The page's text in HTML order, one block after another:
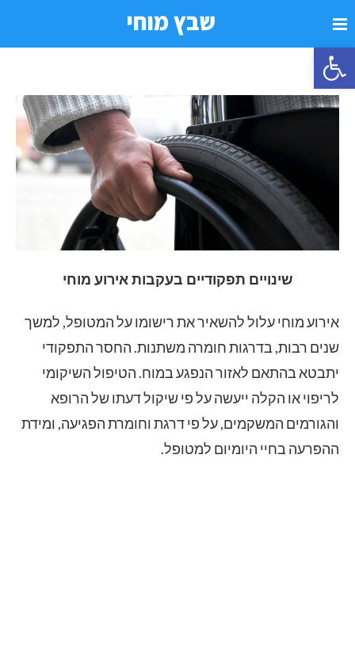
פתח סרגל נגישות
שינויים תפקודיים בעקבות אירוע מוחי
אירוע מוחי עלול להשאיר את רישומו על המטופל, למשך
שנים רבות, בדרגות חומרה משתנות. החסר התפקודי
יתבטא בהתאם לאזור הנפגע במוח. הטיפול השיקומי
לריפוי או הקלה ייעשה על פי שיקול דעתו של הרופא
והגורמים המשקמים, על פי דרגת וחומרת הפגיעה, ומידת
ההפרעה בחיי היומיום למטופל.